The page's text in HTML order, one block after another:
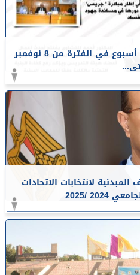
أبرز أخبار جامعة أسيوط خلال أسبوع في الفترة من 8 نوفمبر
لانتخابات الاتحادات
/2025